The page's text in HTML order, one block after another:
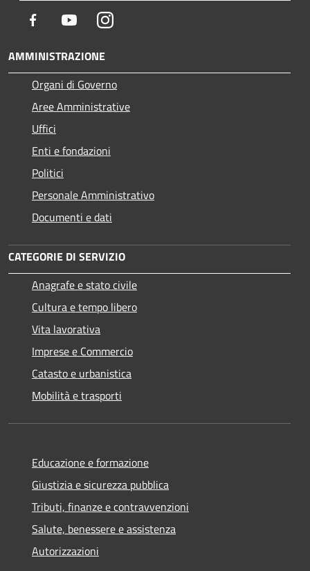
Facebook YoutubeInstagram
AMMINISTRAZIONE
Organi di Governo
Aree Amministrative
Uffici
Enti e fondazioni
Politici
Personale Amministrativo
Documenti e dati
CATEGORIE DI SERVIZIO
Anagrafe e stato civile
Cultura e tempo libero
Vita lavorativa
Imprese e Commercio
Catasto e urbanistica
Mobilità e trasporti
Educazione e formazione
Giustizia e sicurezza pubblica
Tributi, finanze e contravvenzioni
Salute, benessere e assistenza
Autorizzazioni